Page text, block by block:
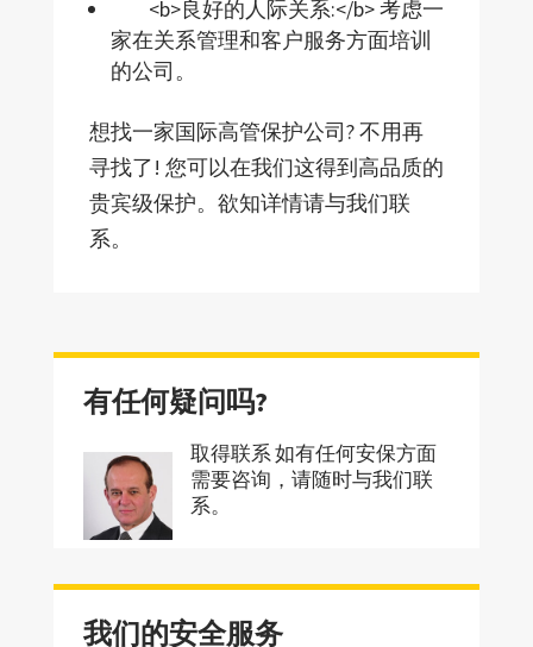
<b>良好的人际关系:</b> 考虑一
家在关系管理和客户服务方面培训
的公司。
想找一家国际高管保护公司? 不用再
寻找了! 您可以在我们这得到高品质的
贵宾级保护。欲知详情请与我们联
系。
有任何疑问吗?
取得联系 如有任何安保方面
需要咨询，请随时与我们联
系。
我们的安全服务